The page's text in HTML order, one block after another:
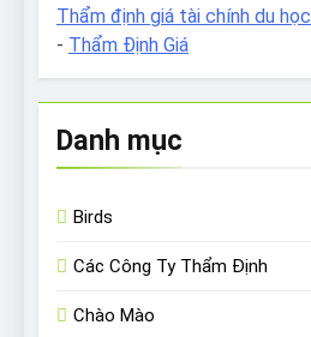
Thẩm định giá tài chính du học
- Thẩm Định Giá
Danh mục
Birds
Các Công Ty Thẩm Định
Chào Mào